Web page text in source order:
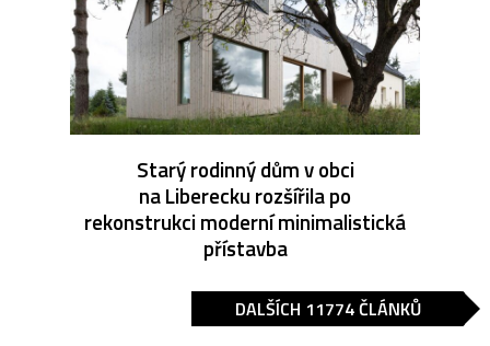
Starý rodinný dům v obci
na Liberecku rozšířila po
rekonstrukci moderní minimalistická
přístavba
DALŠÍCH 11774 ČLÁNKŮ